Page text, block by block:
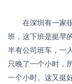
在深圳有一家很
班，这下班是挺早
半有公司班车，一
只晚了一个小时，
一个小时。这又挺